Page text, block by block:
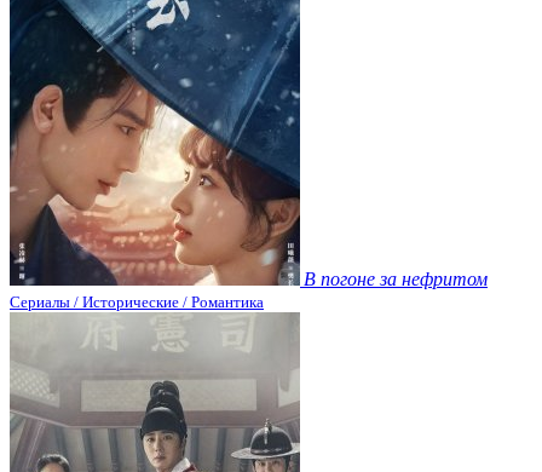
В погоне за нефритом
Сериалы / Исторические / Романтика